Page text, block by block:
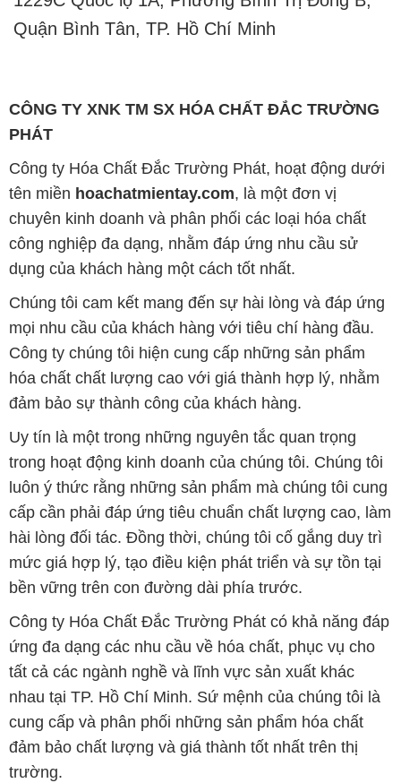
Quận Bình Tân, TP. Hồ Chí Minh
CÔNG TY XNK TM SX HÓA CHẤT ĐẮC TRƯỜNG
PHÁT
Công ty Hóa Chất Đắc Trường Phát, hoạt động dưới
tên miền hoachatmientay.com, là một đơn vị
chuyên kinh doanh và phân phối các loại hóa chất
công nghiệp đa dạng, nhằm đáp ứng nhu cầu sử
dụng của khách hàng một cách tốt nhất.
Chúng tôi cam kết mang đến sự hài lòng và đáp ứng
mọi nhu cầu của khách hàng với tiêu chí hàng đầu.
Công ty chúng tôi hiện cung cấp những sản phẩm
hóa chất chất lượng cao với giá thành hợp lý, nhằm
đảm bảo sự thành công của khách hàng.
Uy tín là một trong những nguyên tắc quan trọng
trong hoạt động kinh doanh của chúng tôi. Chúng tôi
luôn ý thức rằng những sản phẩm mà chúng tôi cung
cấp cần phải đáp ứng tiêu chuẩn chất lượng cao, làm
hài lòng đối tác. Đồng thời, chúng tôi cố gắng duy trì
mức giá hợp lý, tạo điều kiện phát triển và sự tồn tại
bền vững trên con đường dài phía trước.
Công ty Hóa Chất Đắc Trường Phát có khả năng đáp
ứng đa dạng các nhu cầu về hóa chất, phục vụ cho
tất cả các ngành nghề và lĩnh vực sản xuất khác
nhau tại TP. Hồ Chí Minh. Sứ mệnh của chúng tôi là
cung cấp và phân phối những sản phẩm hóa chất
đảm bảo chất lượng và giá thành tốt nhất trên thị
trường.